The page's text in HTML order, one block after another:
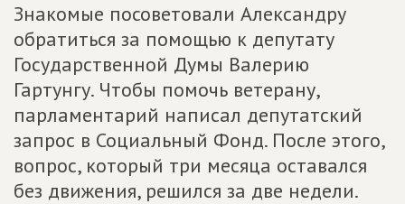
Знакомые посоветовали Александру
обратиться за помощью к депутату
Государственной Думы Валерию
Гартунгу. Чтобы помочь ветерану,
парламентарий написал депутатский
запрос в Социальный Фонд. После этого,
вопрос, который три месяца оставался
без движения, решился за две недели.